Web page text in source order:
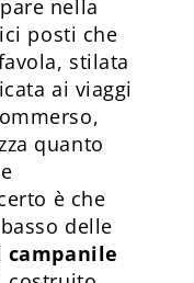
nella
posti che
stilata
ai viaggi
quanto
è che
delle
campanile